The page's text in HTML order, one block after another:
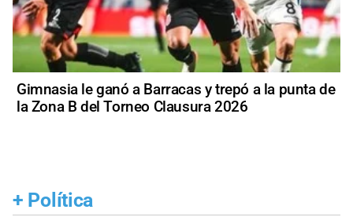
Gimnasia le ganó a Barracas y trepó a la punta de
la Zona B del Torneo Clausura 2026
+ Política